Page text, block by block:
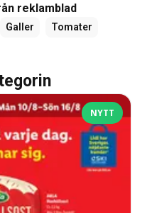
reklamblad
Galler Tomater
NYTT